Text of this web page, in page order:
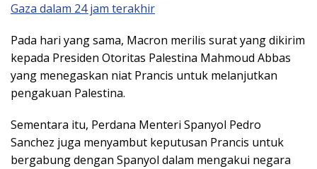
Gaza dalam 24 jam terakhir
Pada hari yang sama, Macron merilis surat yang dikirim
kepada Presiden Otoritas Palestina Mahmoud Abbas
yang menegaskan niat Prancis untuk melanjutkan
pengakuan Palestina.
Sementara itu, Perdana Menteri Spanyol Pedro
Sanchez juga menyambut keputusan Prancis untuk
bergabung dengan Spanyol dalam mengakui negara